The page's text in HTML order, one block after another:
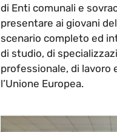
di Enti comunali e
presentare ai giovani
scenario completo ed
di studio, di
professionale, di lavoro
l’Unione Europea.